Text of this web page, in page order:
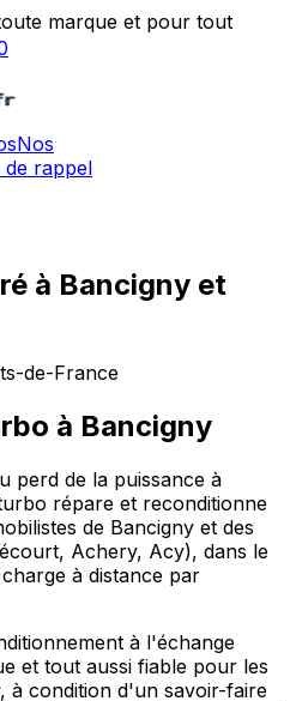
marque et pour tout
Nos
de rappel
à Bancigny et
de-France
à Bancigny
perd de la puissance à
répare et reconditionne
de Bancigny et des
Achery, Acy), dans le
à distance par
à l'échange
et tout aussi fiable pour les
à condition d'un savoir-faire